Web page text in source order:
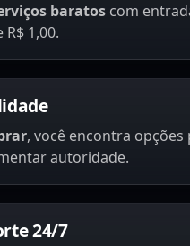
baratos com
1,00.
, você encontra opções
autoridade.
24/7